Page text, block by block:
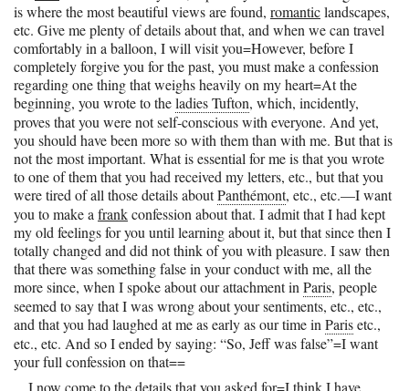
is where the most beautiful views are found, romanticlandscapes,
etc. Give me plenty of details about that, and when we can travel
comfortably in a balloon, I will visit you=However, before I
completely forgive you for the past, you must make a confession
regarding one thing that weighs heavily on my heart=At the
beginning, you wrote to theladies Tufton, which, incidently,
proves that you were not self-conscious with everyone. And yet,
you should have been more so with them than with me. But that is
not the most important. What is essential for me is that you wrote
to one of them that you had received my letters, etc., but that you
were tired of all those details aboutPanthémont, etc., etc.—I want
you to make afrankconfession about that. I admit that I had kept
my old feelings for you until learning about it, but that since then I
totally changed and did not think of you with pleasure. I saw then
that there was something false in your conduct with me, all the
more since, when I spoke about our attachment inParis, people
seemed to say that I was wrong about your sentiments, etc., etc.,
and that you had laughed at me as early as our time inParisetc.,
etc., etc. And so I ended by saying: “So, Jeff was false”=I want
your full confession on that==
I now come to the details that you asked for=I think I have